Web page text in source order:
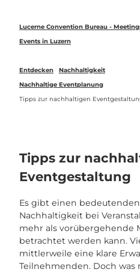
Lucerne Convention Bureau -
Events in Luzern
Entdecken
Nachhaltigkeit
Nachhaltige Eventplanung
Tipps zur nachhaltigen
Tipps zur
Eventgestaltung
Es gibt einen
Nachhaltigkeit bei
mehr als vorübergehende
betrachtet werden kann.
mittlerweile eine klare
Teilnehmenden. Doch was